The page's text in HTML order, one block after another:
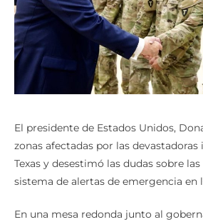
El presidente de Estados Unidos,
zonas afectadas por las
Texas y desestimó las dudas sobre
sistema de alertas de emergencia en
En una mesa redonda junto al